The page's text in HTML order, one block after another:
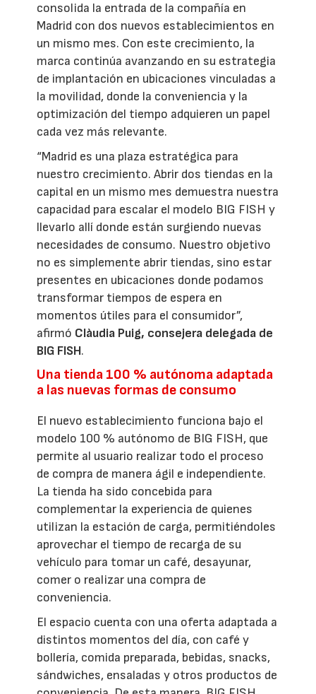
consolida la entrada de la compañía en
Madrid con dos nuevos establecimientos en
un mismo mes. Con este crecimiento, la
marca continúa avanzando en su estrategia
de implantación en ubicaciones vinculadas a
la movilidad, donde la conveniencia y la
optimización del tiempo adquieren un papel
cada vez más relevante.
“Madrid es una plaza estratégica para
nuestro crecimiento. Abrir dos tiendas en la
capital en un mismo mes demuestra nuestra
capacidad para escalar el modelo BIG FISH y
llevarlo allí donde están surgiendo nuevas
necesidades de consumo. Nuestro objetivo
no es simplemente abrir tiendas, sino estar
presentes en ubicaciones donde podamos
transformar tiempos de espera en
momentos útiles para el consumidor”,
afirmó Clàudia Puig, consejera delegada de
BIG FISH.
Una tienda 100 % autónoma adaptada
a las nuevas formas de consumo
El nuevo establecimiento funciona bajo el
modelo 100 % autónomo de BIG FISH, que
permite al usuario realizar todo el proceso
de compra de manera ágil e independiente.
La tienda ha sido concebida para
complementar la experiencia de quienes
utilizan la estación de carga, permitiéndoles
aprovechar el tiempo de recarga de su
vehículo para tomar un café, desayunar,
comer o realizar una compra de
conveniencia.
El espacio cuenta con una oferta adaptada a
distintos momentos del día, con café y
bollería, comida preparada, bebidas, snacks,
sándwiches, ensaladas y otros productos de